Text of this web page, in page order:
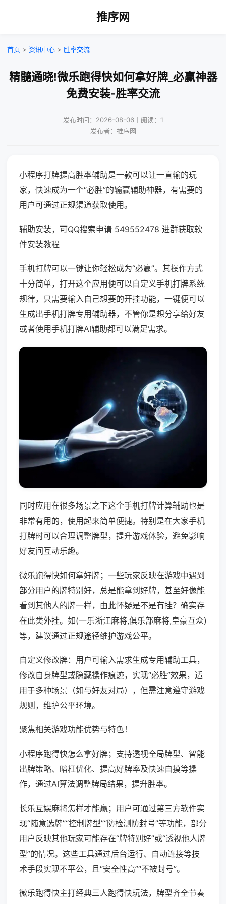
推序网
首页 > 资讯中心 > 胜率交流
精髓通晓!微乐跑得快如何拿好牌_必赢神器
免费安装-胜率交流
发布时间：2026-08-06｜阅读：1
发布者：推序网
小程序打牌提高胜率辅助是一款可以让一直输的玩
家，快速成为一个“必胜”的输赢辅助神器，有需要的
用户可通过正规渠道获取使用。
辅助安装，可QQ搜索申请 549552478 进群获取软
件安装教程
手机打牌可以一键让你轻松成为“必赢”。其操作方式
十分简单，打开这个应用便可以自定义手机打牌系统
规律，只需要输入自己想要的开挂功能，一键便可以
生成出手机打牌专用辅助器，不管你是想分享给好友
或者使用手机打牌AI辅助都可以满足需求。
同时应用在很多场景之下这个手机打牌计算辅助也是
非常有用的，使用起来简单便捷。特别是在大家手机
打牌时可以合理调整牌型，提升游戏体验，避免影响
好友间互动乐趣。
微乐跑得快如何拿好牌；一些玩家反映在游戏中遇到
部分用户的牌特别好，总是能拿到好牌，甚至好像能
看到其他人的牌一样，由此怀疑是不是有挂？确实存
在此类外挂。如(一乐浙江麻将,俱乐部麻将,皇豪互众)
等，建议通过正规途径维护游戏公平。
自定义修改牌：用户可输入需求生成专用辅助工具，
修改自身牌型或隐藏操作痕迹，实现“必胜”效果，适
用于多种场景（如与好友对局），但需注意遵守游戏
规则，维护公平环境。
聚焦相关游戏功能优势与特色！
小程序跑得快怎么拿好牌；支持透视全局牌型、智能
出牌策略、暗杠优化、提高好牌率及快速自摸等操
作，通过AI算法调整牌局结果，提升胜率。
长乐互娱麻将怎样才能赢；用户可通过第三方软件实
现“随意选牌”“控制牌型”“防检测防封号”等功能，部分
用户反映其他玩家可能存在“牌特别好”或“透视他人牌
型”的情况。这些工具通过后台运行、自动连接等技
术手段实现不平公，且“安全性高”“不被封号”。
微乐跑得快主打经典三人跑得快玩法，牌型齐全节奏